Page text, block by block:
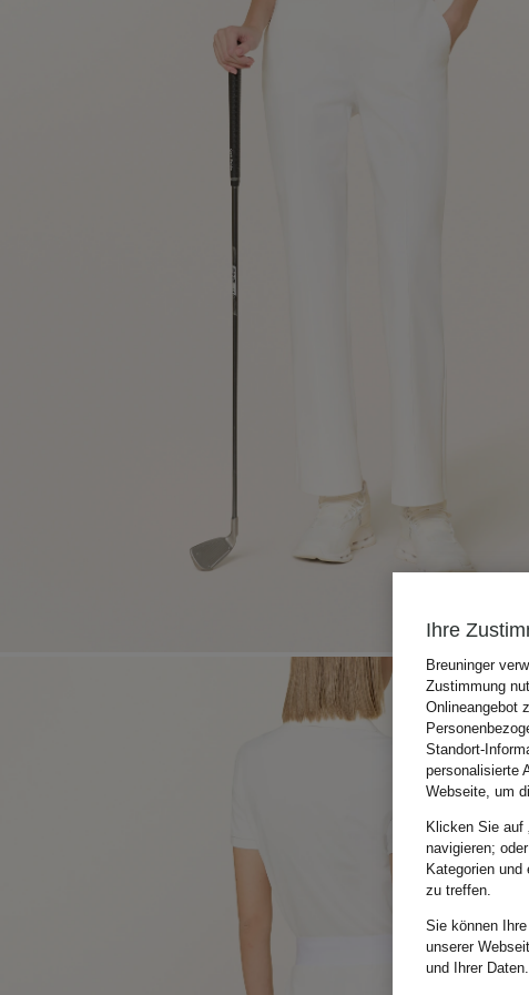
Ihre
Breuninger
Zustimmung
Onlineangebot
Standort-
personalisierte
Webseite, um
Klicken Sie auf
navigieren;
Kategorien
zu treffen.
Sie können
unserer
und Ihrer Daten.